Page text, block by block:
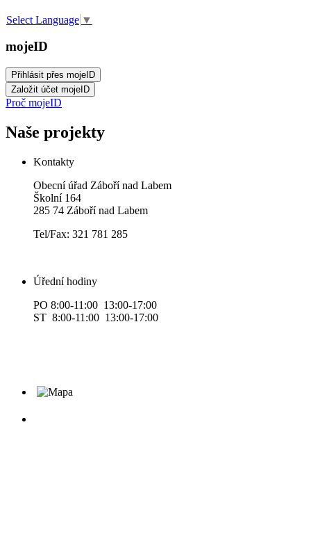
Select Language ▼
mojeID
Proč mojeID
Naše projekty
Kontakty
Obecní úřad Záboří nad Labem
Školní 164
285 74 Záboří nad Labem
Tel/Fax: 321 781 285
Úřední hodiny
PO 8:00-11:00 13:00-17:00
ST 8:00-11:00 13:00-17:00